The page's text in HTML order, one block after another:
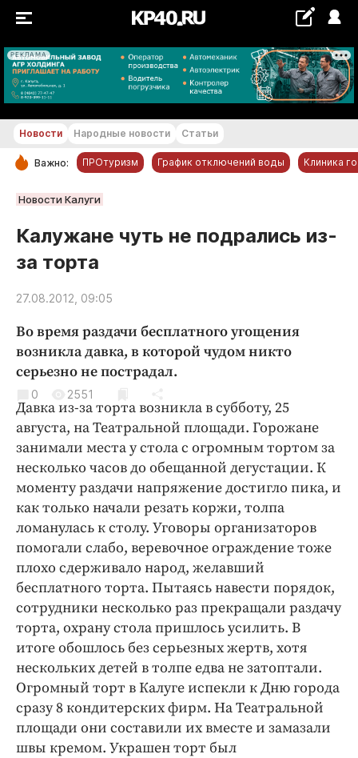
РЕКЛАМА
+29...+30 °С
РУБРИКИ
Новости компаний
Статьи
Народные новости
Авто и транспорт
Благоустройство
Криминал
Культура
Недвижимость и ЖКХ
Образование
Общество
Погода
Праздники
Происшествия
Спорт
Экономика и бизнес
ПРОЕКТЫ
Блоги
Издания
Медиаперсона
Интересное чтиво
Клиника года
Новости Народные новости Статьи
Важно: ПРОтуризм График отключений воды Клиника
Новости Калуги
Калужане чуть не подрались из-
за торта
27.08.2012, 09:05
Во время раздачи бесплатного угощения
возникла давка, в которой чудом никто
серьезно не пострадал.
0 2551
Давка из-за торта возникла в субботу, 25
августа, на Театральной площади. Горожане
занимали места у стола с огромным тортом за
несколько часов до обещанной дегустации. К
моменту раздачи напряжение достигло пика, и
как только начали резать коржи, толпа
ломанулась к столу. Уговоры организаторов
помогали слабо, веревочное ограждение тоже
плохо сдерживало народ, желавший
бесплатного торта. Пытаясь навести порядок,
сотрудники несколько раз прекращали раздачу
торта, охрану стола пришлось усилить. В
итоге обошлось без серьезных жертв, хотя
нескольких детей в толпе едва не затоптали.
Огромный торт в Калуге испекли к Дню города
сразу 8 кондитерских фирм. На Театральной
площади они составили их вместе и замазали
швы кремом. Украшен торт был